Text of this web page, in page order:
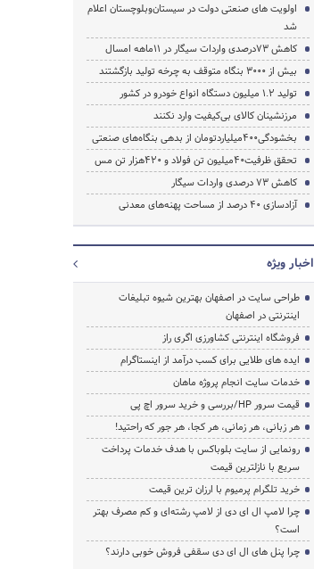
اولویت های صنعتی دولت در سیستان‌وبلوچستان اعلام
شد
کاهش 73درصدی واردات سیگار در 11ماهه امسال
بیش از 3000 بنگاه متوقف به چرخه تولید بازگشتند
تولید 1.2 میلیون دستگاه انواع خودرو در کشور
مرزنشینان کالای بی‌کیفیت وارد نکنند
بخشودگی400میلیاردتومان از بدهی بنگاه‌های صنعتی
تحقق ظرفیت40میلیون تن فولاد و 420هزار تن مس
کاهش 73 درصدی واردات سیگار
آزادسازی 40 درصد از مساحت پهنه‌های معدنی
اخبار ویژه
طراحی سایت در اصفهان بهترین شیوه تبلیغات
اینترنتی در اصفهان
فروشگاه اینترنتی کشاورزی اگری راز
ایده های طلایی برای کسب درآمد از اینستاگرام
خدمات سایت انجام پروژه ماهان
قیمت سرور HP/بررسی و خرید سرور اچ پی
هر زبانی، هر زمانی، هر کجا، هر جور که راحتید!
رونمایی از سایت بلوباکس با هدف خدمات پرداخت
سریع با نازلترین قیمت
خرید تلگرام پرمیوم با ارزان ترین قیمت
چرا لامپ ال ای دی از لامپ رشته‌ای و کم مصرف بهتر
است؟
چرا پنل های ال ای دی سقفی فروش خوبی دارند؟